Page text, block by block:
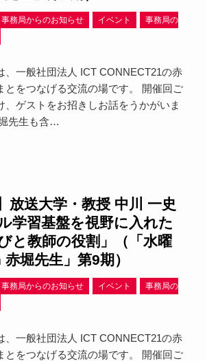
事務局からのお知らせ イベント
事務局の
、一般社団法人 ICT CONNECT21の赤
とをつなげる交流の場です。 開催回ご
、ゲストをお招きしお話をうかがいま
先生も含…
放送大学・教授 中川 一史
学習基盤を視野に入れた
と教師の役割」（「水曜
堀先生」第9期）
事務局からのお知らせ イベント
事務局の
、一般社団法人 ICT CONNECT21の赤
とをつなげる交流の場です。 開催回ご